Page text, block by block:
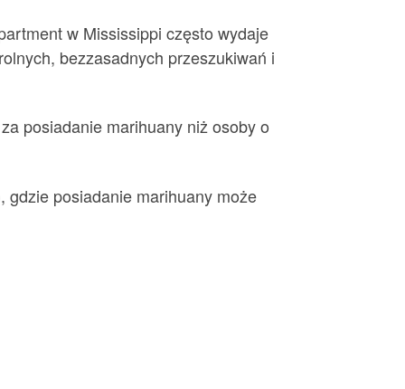
w Mississippi często wydaje
bezzasadnych przeszukiwań i
posiadanie marihuany niż osoby o
gdzie posiadanie marihuany może